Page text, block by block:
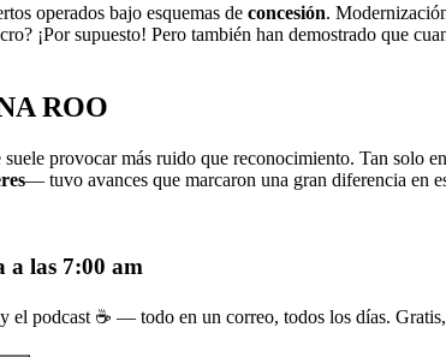
operados bajo esquemas de concesión.
¡Por supuesto! Pero también han demostrado que
ROO
provocar más ruido que reconocimiento. Tan solo
— tuvo avances que marcaron una gran diferencia en
a las 7:00 am
el podcast ☕ — todo en un correo, todos los días.